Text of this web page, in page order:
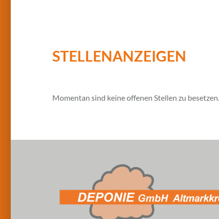
STELLENANZEIGEN
Momentan sind keine offenen Stellen zu besetzen.